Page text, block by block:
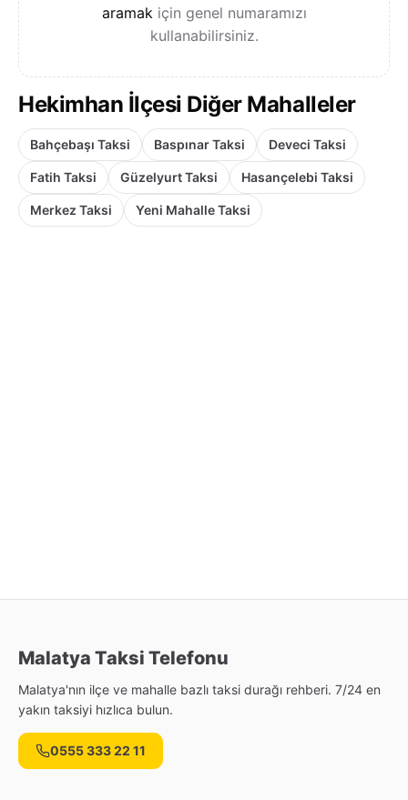
aramak için genel numaramızı
kullanabilirsiniz.
Hekimhan İlçesi Diğer Mahalleler
Bahçebaşı Taksi Baspınar Taksi Deveci Taksi
Fatih Taksi Güzelyurt Taksi Hasançelebi Taksi
Merkez Taksi Yeni Mahalle Taksi
Malatya Taksi Telefonu
Malatya'nın ilçe ve mahalle bazlı taksi durağı rehberi. 7/24 en
yakın taksiyi hızlıca bulun.
0555 333 22 11